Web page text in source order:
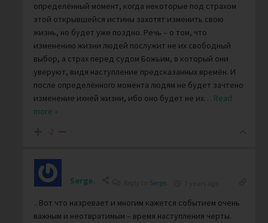
определённый момент, когда некоторые под страхом
этой открывшейся истины захотят изменить свою
жизнь, но будет уже поздно. Речь – о том, что
изменению жизни людей послужит не их свободный
выбор, а страх перед судом Божьим, в который они
уверуют, видя наступление предсказанных времён. И
после определённого момента людям не будет зачтено
изменение ихней жизни, ибо оно будет не их… Read
more »
-2
Serge. Serge.
.. Вот что назревает и многим кажется событием очень
важным и неотвратимым – время наступления черты.